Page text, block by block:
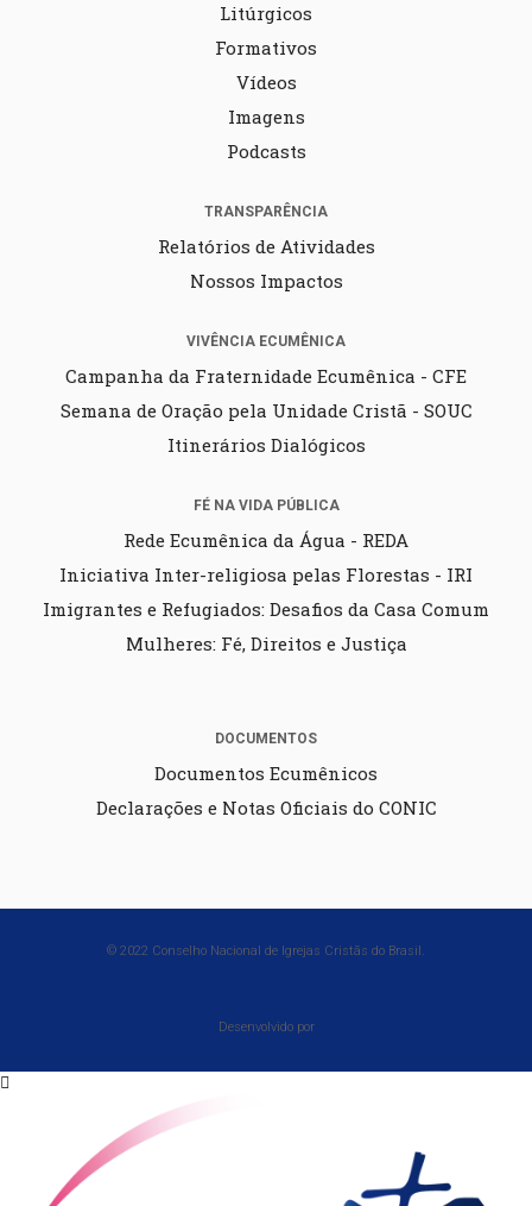
Litúrgicos
Formativos
Vídeos
Imagens
Podcasts
TRANSPARÊNCIA
Relatórios de Atividades
Nossos Impactos
VIVÊNCIA ECUMÊNICA
Campanha da Fraternidade Ecumênica - CFE
Semana de Oração pela Unidade Cristã - SOUC
Itinerários Dialógicos
FÉ NA VIDA PÚBLICA
Rede Ecumênica da Água - REDA
Iniciativa Inter-religiosa pelas Florestas - IRI
Imigrantes e Refugiados: Desafios da Casa Comum
Mulheres: Fé, Direitos e Justiça
DOCUMENTOS
Documentos Ecumênicos
Declarações e Notas Oficiais do CONIC
© 2022 Conselho Nacional de Igrejas Cristãs do Brasil.
Desenvolvido por